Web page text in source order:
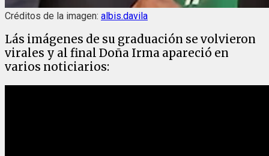
Créditos de la imagen: albis.davila
Lás imágenes de su graduación se volvieron
virales y al final Doña Irma apareció en
varios noticiarios: